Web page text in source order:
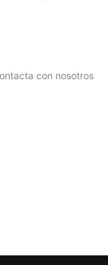
con nosotros